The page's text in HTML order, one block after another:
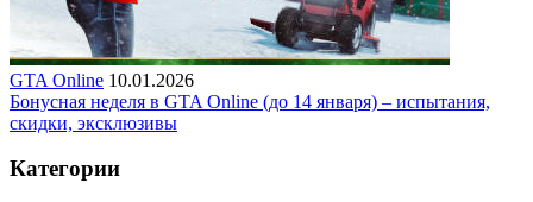
GTA Online 10.01.2026
Бонусная неделя в GTA Online (до 14 января) – испытания,
скидки, эксклюзивы
Категории